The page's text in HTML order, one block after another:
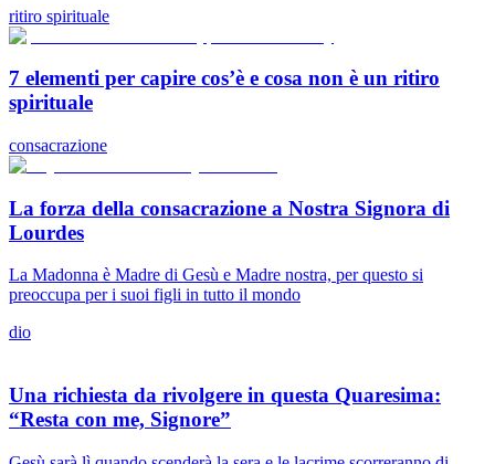
ritiro spirituale
7 elementi per capire cos’è e cosa non è un ritiro
spirituale
consacrazione
La forza della consacrazione a Nostra Signora di
Lourdes
La Madonna è Madre di Gesù e Madre nostra, per questo si
preoccupa per i suoi figli in tutto il mondo
dio
Una richiesta da rivolgere in questa Quaresima:
“Resta con me, Signore”